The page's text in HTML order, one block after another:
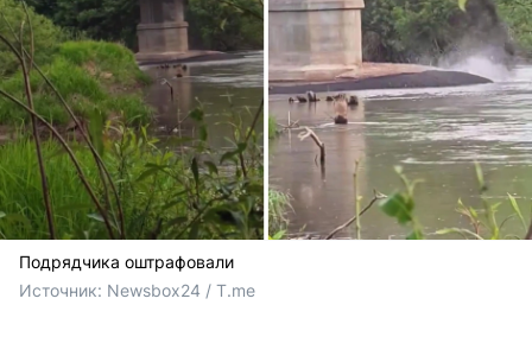
Подрядчика оштрафовали
Источник: Newsbox24 / T.me